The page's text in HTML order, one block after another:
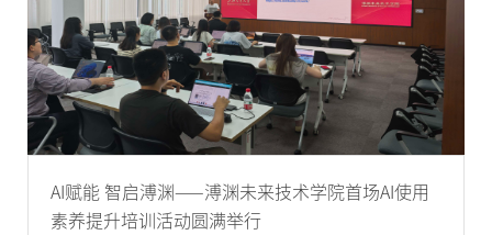
AI赋能 智启溥渊——溥渊未来技术学院首场AI使用
素养提升培训活动圆满举行